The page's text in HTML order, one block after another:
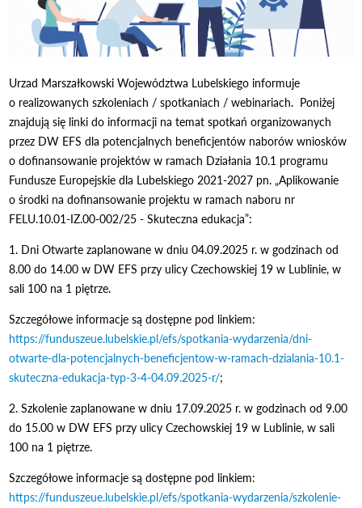
Urzad Marszałkowski Województwa Lubelskiego informuje
o realizowanych szkoleniach / spotkaniach / webinariach. Poniżej
znajdują się linki do informacji na temat spotkań organizowanych
przez DW EFS dla potencjalnych beneficjentów naborów wniosków
o dofinansowanie projektów w ramach Działania 10.1 programu
Fundusze Europejskie dla Lubelskiego 2021-2027 pn. „Aplikowanie
o środki na dofinansowanie projektu w ramach naboru nr
FELU.10.01-IZ.00-002/25 - Skuteczna edukacja”:
1. Dni Otwarte zaplanowane w dniu 04.09.2025 r. w godzinach od
8.00 do 14.00 w DW EFS przy ulicy Czechowskiej 19 w Lublinie, w
sali 100 na 1 piętrze.
Szczegółowe informacje są dostępne pod linkiem:
https://funduszeue.lubelskie.pl/efs/spotkania-wydarzenia/dni-
otwarte-dla-potencjalnych-beneficjentow-w-ramach-dzialania-10.1-
skuteczna-edukacja-typ-3-4-04.09.2025-r/;
2. Szkolenie zaplanowane w dniu 17.09.2025 r. w godzinach od 9.00
do 15.00 w DW EFS przy ulicy Czechowskiej 19 w Lublinie, w sali
100 na 1 piętrze.
Szczegółowe informacje są dostępne pod linkiem:
https://funduszeue.lubelskie.pl/efs/spotkania-wydarzenia/szkolenie-